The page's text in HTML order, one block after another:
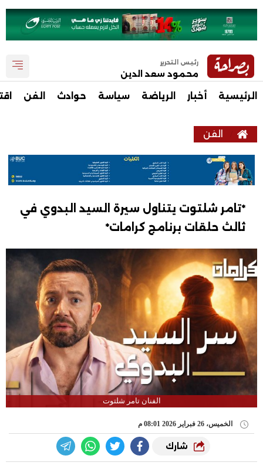
رئيس التحرير
محمود سعد الدين
الرئيسية أخبار الرياضة سياسة حوادث الفن
الفن
*تامر شلتوت يتناول سيرة السيد البدوي في
ثالث حلقات برنامج كرامات*
الفنان تامر شلتوت
الخميس، 26 فبراير 2026 08:01 م
شارك